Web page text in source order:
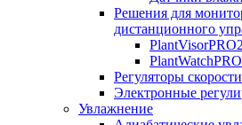
Решения для
дистанционного
PlantVisorPRO2
Регуляторы скорости
Электронные
Увлажнение